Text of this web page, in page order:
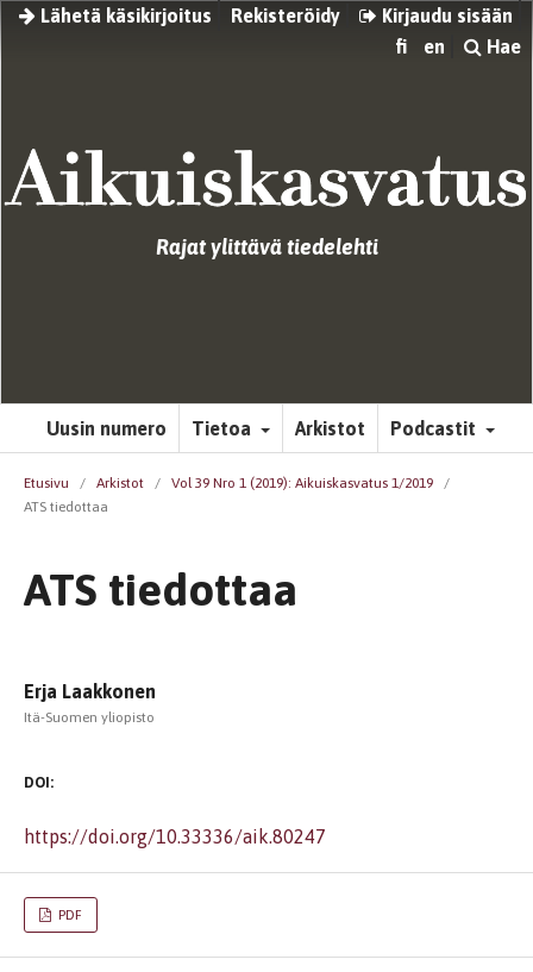
Lähetä käsikirjoitus Rekisteröidy
Kirjaudu sisään
fi
en Hae
Rajat ylittävä tiedelehti
Uusin numero Tietoa Arkistot Podcastit
Etusivu / Arkistot / Vol 39 Nro 1 (2019): Aikuiskasvatus 1/2019
/
ATS tiedottaa
ATS tiedottaa
Erja Laakkonen
Itä-Suomen yliopisto
DOI:
https://doi.org/10.33336/aik.80247
PDF